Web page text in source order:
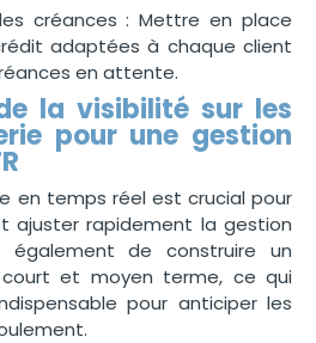
créances : Mettre en place
adaptées à chaque client
en attente.
la visibilité sur les
pour une gestion
en temps réel est crucial pour
ajuster rapidement la gestion
également de construire un
et moyen terme, ce qui
pour anticiper les